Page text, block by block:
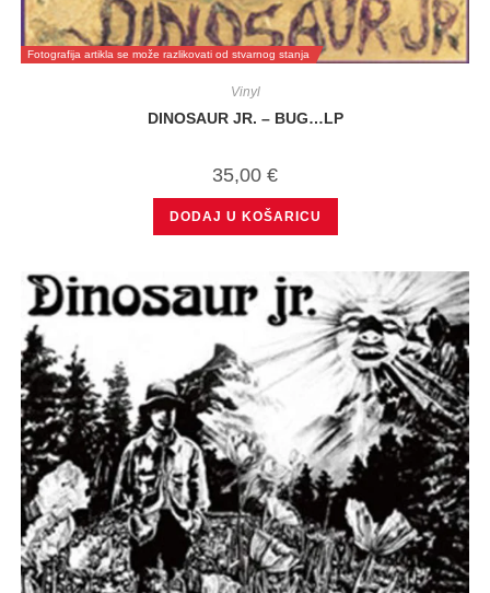
Fotografija artikla se može razlikovati od stvarnog stanja
Vinyl
DINOSAUR JR. – BUG…LP
35,00 €
DODAJ U KOŠARICU